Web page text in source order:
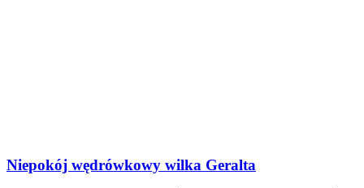
Niepokój wędrówkowy wilka Geralta